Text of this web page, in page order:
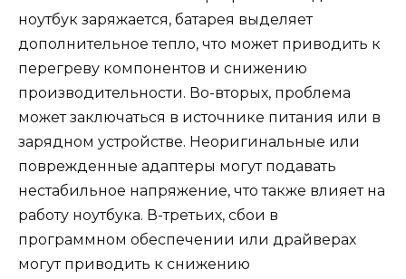
ноутбук заряжается, батарея выделяет
дополнительное тепло, что может приводить к
перегреву компонентов и снижению
производительности. Во-вторых, проблема
может заключаться в источнике питания или в
зарядном устройстве. Неоригинальные или
поврежденные адаптеры могут подавать
нестабильное напряжение, что также влияет на
работу ноутбука. В-третьих, сбои в
программном обеспечении или драйверах
могут приводить к снижению